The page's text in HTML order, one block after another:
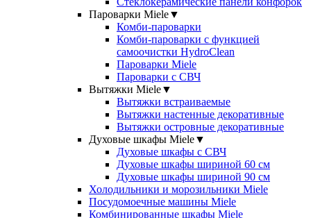
Пароварки Miele▼
Комби-пароварки
Комби-пароварки с функцией
самоочистки HydroClean
Пароварки Miele
Пароварки с СВЧ
Вытяжки Miele▼
Вытяжки встраиваемые
Вытяжки настенные декоративные
Вытяжки островные декоративные
Духовые шкафы Miele▼
Духовые шкафы с СВЧ
Духовые шкафы шириной 60 см
Духовые шкафы шириной 90 см
Холодильники и морозильники Miele
Посудомоечные машины Miele
Комбинированные шкафы Miele